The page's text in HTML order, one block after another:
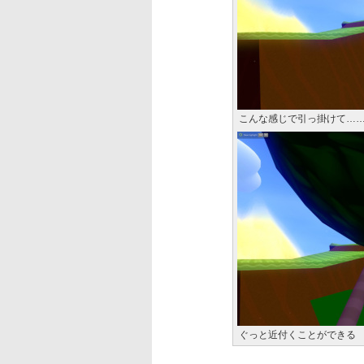
こんな感じで引っ掛けて
ぐっと近付くことができる